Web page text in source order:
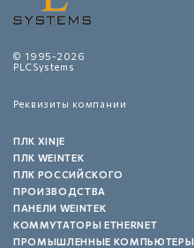
© 1995-2026
PLCSystems
Реквизиты компании
ПЛК XINJE
ПЛК WEINTEK
ПЛК РОССИЙСКОГО
ПРОИЗВОДСТВА
ПАНЕЛИ WEINTEK
КОММУТАТОРЫ ETHERNET
ПРОМЫШЛЕННЫЕ КОМПЬЮТЕРЫ